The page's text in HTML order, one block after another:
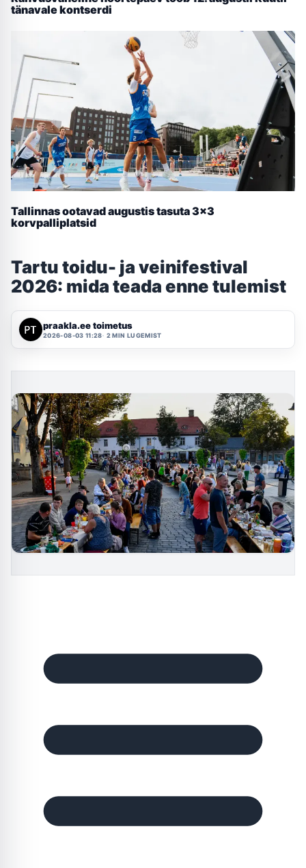
tänavale kontserdi
Tallinnas ootavad augustis tasuta 3×3
korvpalliplatsid
Tartu toidu- ja veinifestival
2026: mida teada enne tulemist
praakla.ee toimetus
2026-08-03 11:28 2 MIN LUGEMIST